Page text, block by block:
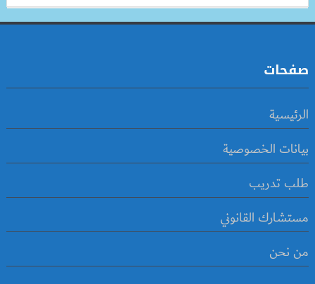
صفحات
الرئيسية
بيانات الخصوصية
طلب تدريب
مستشارك القانوني
من نحن